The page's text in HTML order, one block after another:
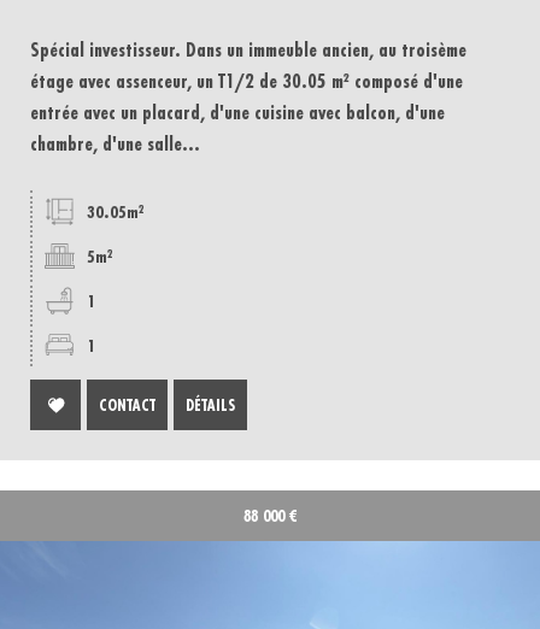
Spécial investisseur. Dans un immeuble ancien, au troisème
étage avec assenceur, un T1/2 de 30.05 m² composé d'une
entrée avec un placard, d'une cuisine avec balcon, d'une
chambre, d'une salle...
30.05m²
5m²
1
1
CONTACT DÉTAILS
88 000 €